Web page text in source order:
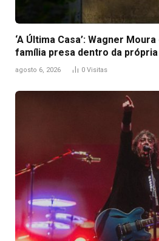
‘A Última Casa’: Wagner
família presa dentro da
agosto 6, 2026 0 Visitas